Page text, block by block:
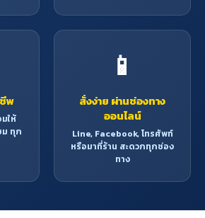
พ
ให้
ทุก
📱
สั่งง่าย ผ่านช่องทาง
ออนไลน์
Line, Facebook, โทรศัพท์
หรือมาที่ร้าน สะดวกทุกช่อง
ทาง